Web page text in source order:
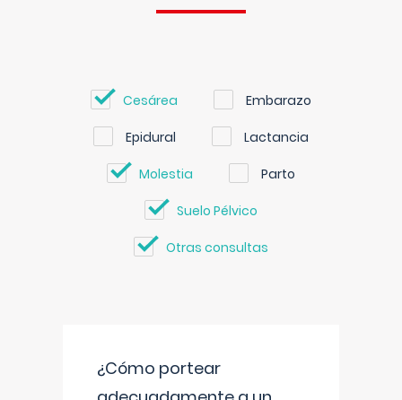
Cesárea Embarazo
Epidural Lactancia
Molestia Parto
Suelo Pélvico
Otras consultas
¿Cómo portear